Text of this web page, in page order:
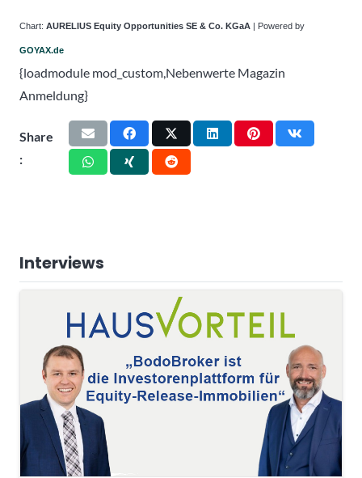
Chart: AURELIUS Equity Opportunities SE & Co. KGaA | Powered by
GOYAX.de
{loadmodule mod_custom,Nebenwerte Magazin
Anmeldung}
Share
:
Interviews